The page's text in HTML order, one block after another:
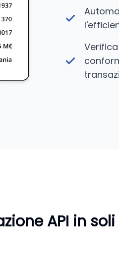
API in